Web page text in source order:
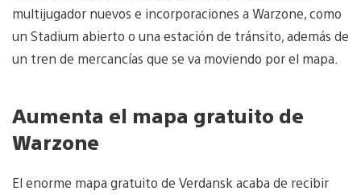
multijugador nuevos e incorporaciones a Warzone, como
un Stadium abierto o una estación de tránsito, además de
un tren de mercancías que se va moviendo por el mapa.
Aumenta el mapa gratuito de
Warzone
El enorme mapa gratuito de Verdansk acaba de recibir